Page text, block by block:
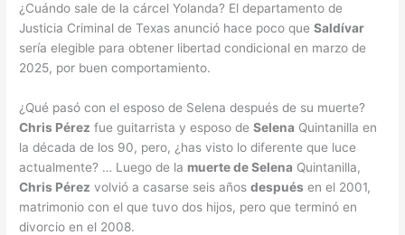
¿Cuándo sale de la cárcel Yolanda? El departamento de
Justicia Criminal de Texas anunció hace poco queSaldívar
sería elegible para obtener libertad condicional en marzo de
2025, por buen comportamiento.
¿Qué pasó con el esposo de Selena después de su muerte?
Chris Pérez fue guitarrista y esposo deSelena Quintanilla en
la década de los 90, pero, ¿has visto lo diferente que luce
actualmente? … Luego de la muerte de Selena Quintanilla,
Chris Pérez volvió a casarse seis añosdespués en el 2001,
matrimonio con el que tuvo dos hijos, pero que terminó en
divorcio en el 2008.